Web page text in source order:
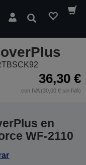
Buscar
36,30 €
con IVA (30,00 € sin IVA)
en
WF-2110